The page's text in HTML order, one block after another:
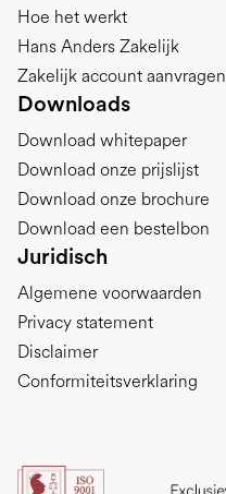
Hoe het werkt
Hans Anders Zakelijk
Zakelijk account aanvragen
Downloads
Download whitepaper
Download onze prijslijst
Download onze brochure
Download een bestelbon
Juridisch
Algemene voorwaarden
Privacy statement
Disclaimer
Conformiteitsverklaring